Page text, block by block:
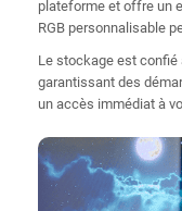
plateforme et offre un
RGB personnalisable
Le stockage est confié
garantissant des
un accès immédiat à